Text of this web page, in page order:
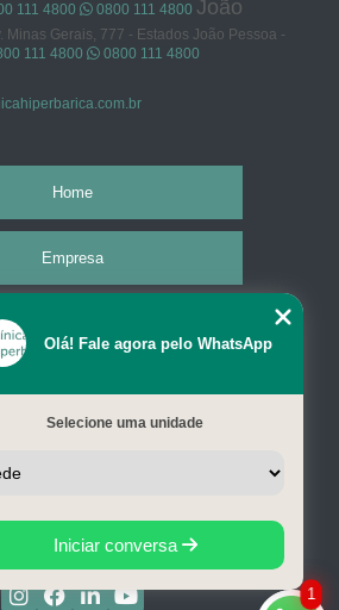
111 4800 0800 111 4800 João
Minas Gerais, 777 - Estados João Pessoa -
111 4800
0800 111 4800
Home
Empresa
Mapa do site
1
Olá! Fale agora pelo WhatsApp
Selecione uma unidade
Iniciar conversa